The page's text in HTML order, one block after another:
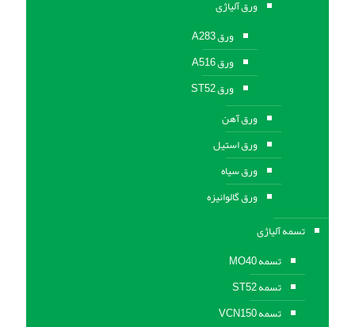
ورق آلیاژی
ورق A283
ورق A516
ورق ST52
ورق آهن
ورق استیل
ورق سیاه
ورق گالوانیزه
تسمه آلیاژی
تسمه MO40
تسمه ST52
تسمه VCN150